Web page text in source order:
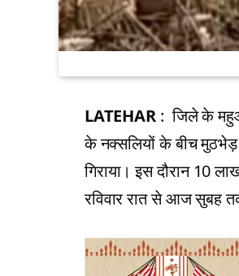
LATEHAR : जिले के
के नक्सलियों के बीच मुठभेड़
गिराया। इस दौरान 10
रविवार रात से आज सुबह